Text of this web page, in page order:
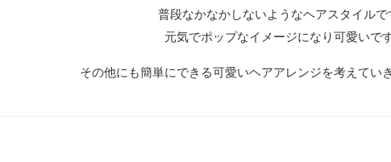
普段なかなかしないようなヘアスタイルで
元気でポップなイメージになり可愛いで
その他にも簡単にできる可愛いヘアアレンジを考えてい